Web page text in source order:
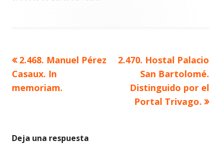
Navegación
de
Artículo
anterior
2.468. Manuel Pérez
Casaux. In
memoriam.
Artículo
siguiente
2.470. Hostal Palacio
San Bartolomé.
Distinguido por el
Portal Trivago.
Deja una respuesta